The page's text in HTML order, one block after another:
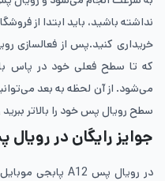
نداشته باشید، باید ابتدا از
خریداری کنید.پس از فعالسازی
که تا سطح فعلی خود در پاس
می‌شود. از آن لحظه به بعد
سطح رویال پس خود را بالاتر
جوایز رایگان در